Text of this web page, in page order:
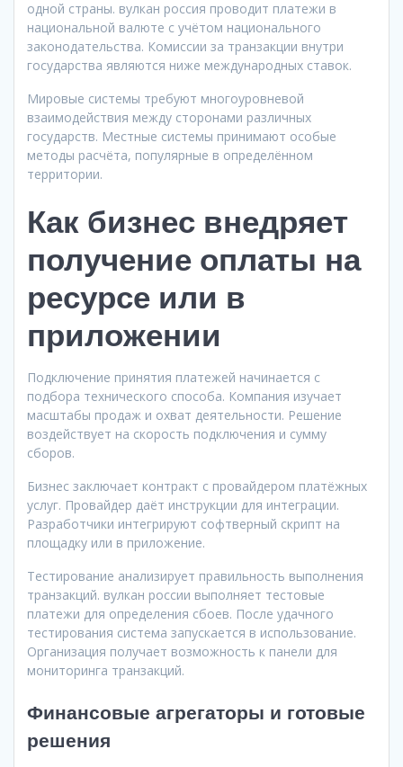
одной страны. вулкан россия проводит платежи в
национальной валюте с учётом национального
законодательства. Комиссии за транзакции внутри
государства являются ниже международных ставок.
Мировые системы требуют многоуровневой
взаимодействия между сторонами различных
государств. Местные системы принимают особые
методы расчёта, популярные в определённом
территории.
Как бизнес внедряет
получение оплаты на
ресурсе или в
приложении
Подключение принятия платежей начинается с
подбора технического способа. Компания изучает
масштабы продаж и охват деятельности. Решение
воздействует на скорость подключения и сумму
сборов.
Бизнес заключает контракт с провайдером платёжных
услуг. Провайдер даёт инструкции для интеграции.
Разработчики интегрируют софтверный скрипт на
площадку или в приложение.
Тестирование анализирует правильность выполнения
транзакций. вулкан россии выполняет тестовые
платежи для определения сбоев. После удачного
тестирования система запускается в использование.
Организация получает возможность к панели для
мониторинга транзакций.
Финансовые агрегаторы и готовые
решения